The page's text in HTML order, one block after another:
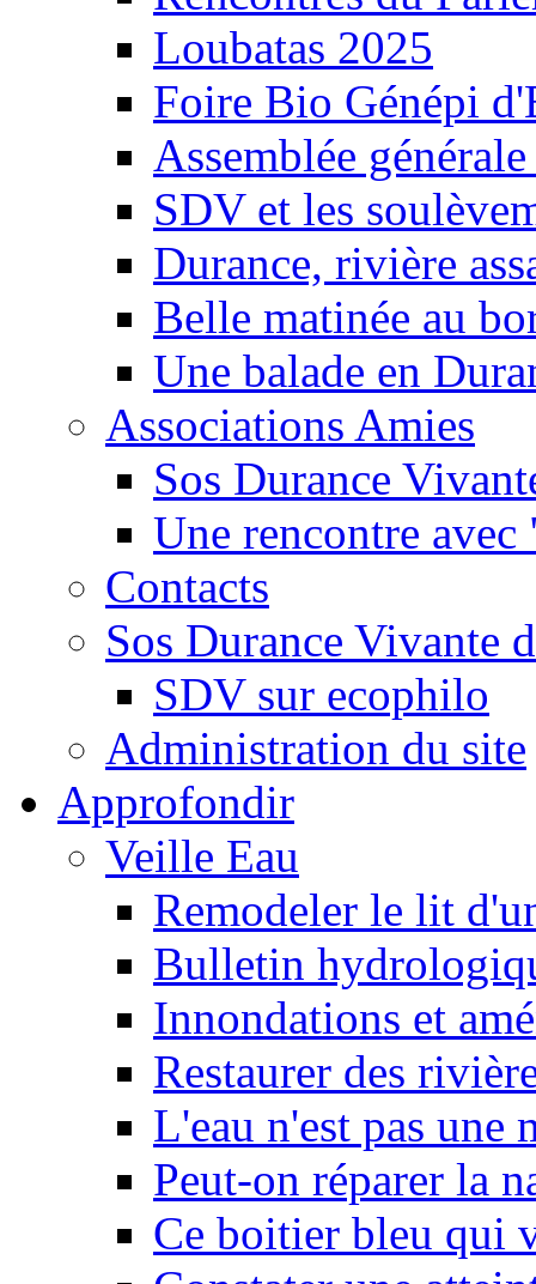
Loubatas 2025
Foire Bio Génépi
Assemblée
SDV et les
Durance, rivière
Belle matinée au
Une balade en
Associations Amies
Sos Durance
Une rencontre
Contacts
Sos Durance Vivante
SDV sur ecophilo
Administration du site
Approfondir
Veille Eau
Remodeler le lit
Bulletin
Innondations et
Restaurer des
L'eau n'est pas une
Peut-on réparer la
Ce boitier bleu qui